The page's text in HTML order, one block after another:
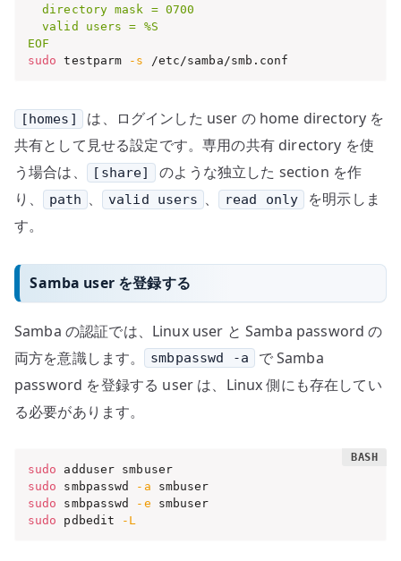
  directory mask = 0700
  valid users = %S
EOF
sudo testparm -s /etc/samba/smb.conf
[homes]
は、ログインした user の home directory を
共有として見せる設定です。専用の共有 directory を使
う場合は、
[share]
のような独立した section を作
り、
path 、 valid users 、 read only
を明示しま
す。
Samba user を登録する
Samba の認証では、Linux user と Samba password の
両方を意識します。
smbpasswd -a
で Samba
password を登録する user は、Linux 側にも存在してい
る必要があります。
sudo
adduser smbuser
sudo smbpasswd -a
sudo smbpasswd -e
sudo pdbedit -L